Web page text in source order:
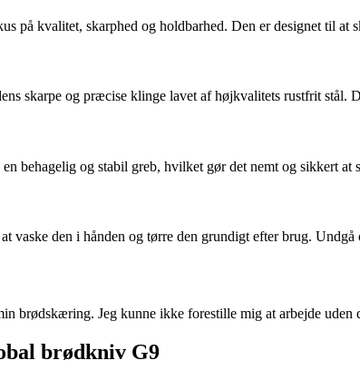
på kvalitet, skarphed og holdbarhed. Den er designet til
skarpe og præcise klinge lavet af højkvalitets rustfrit
behagelig og stabil greb, hvilket gør det nemt og sikkert at
vaske den i hånden og tørre den grundigt efter brug.
brødskæring. Jeg kunne ikke forestille mig at arbejde uden
brødkniv G9